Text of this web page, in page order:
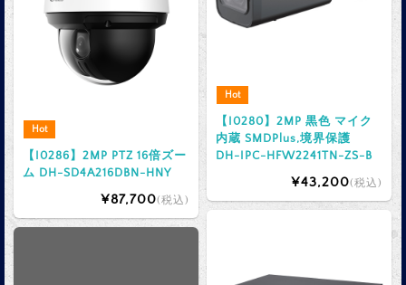
Hot
【I0280】2MP 黒色 マイク
内蔵 SMDPlus,境界保護
DH-IPC-HFW2241TN-ZS-B
¥43,200(税込)
Hot
【I0286】2MP PTZ 16倍ズー
ム DH-SD4A216DBN-HNY
¥87,700(税込)